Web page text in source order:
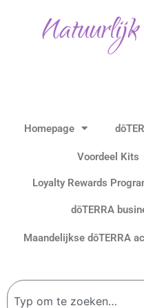
Natuurlijk
Homepage
Voordeel Kits
Loyalty Rewards
dōTERRA
Maandelijkse dōTERRA
Zoeken